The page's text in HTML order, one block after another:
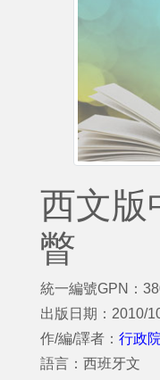
西文版
瞥
統一編號GPN：
出版日期：2010/
作/編/譯者： 行政
語言：西班牙文